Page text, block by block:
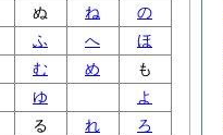
ぬ ね
の
ふ へ
ほ
む め
も
ゆ
よ
る れ
ろ